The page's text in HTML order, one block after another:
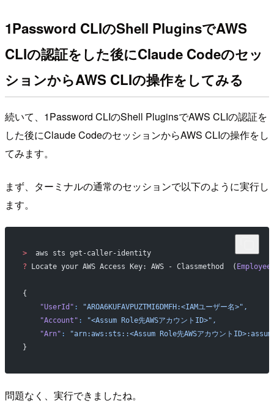
1Password CLIのShell PluginsでAWS
CLIの認証をした後にClaude Codeのセッ
ションからAWS CLIの操作をしてみる
続いて、1Password CLIのShell PluginsでAWS CLIの認証を
した後にClaude CodeのセッションからAWS CLIの操作をし
てみます。
まず、ターミナルの通常のセッションで以下のように実行し
ます。
>
  aws sts get-caller-identity
? Locate your AWS Access Key: AWS - Classmethod  ( Employee
{
    "UserId"
:
"AROA6KUFAVPUZTMI6DMFH:<IAMユーザー名>",
    "Account"
:
"<Assum Role先AWSアカウントID>",
    "Arn"
:
"arn:aws:sts::<Assum Role先AWSアカウント
}
問題なく、実行できましたね。